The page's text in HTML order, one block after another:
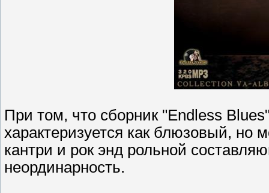
При том, что сборник "Endless
характеризуется как блюзовый, но
кантри и рок энд рольной
неординарность.